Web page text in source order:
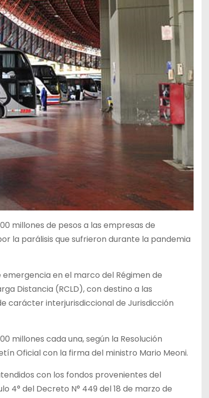
millones de pesos a las empresas de
la parálisis que sufrieron durante la pandemia
en el marco del Régimen de
Distancia (RCLD), con destino a las
interjurisdiccional de Jurisdicción
millones cada una, según la Resolución
Oficial con la firma del ministro Mario Meoni.
con los fondos provenientes del
4° del Decreto N° 449 del 18 de marzo de